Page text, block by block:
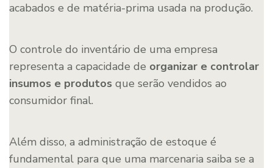
acabados e de matéria-prima usada na produção.
O controle do inventário de uma empresa
representa a capacidade de organizar e controlar
insumos e produtos que serão vendidos ao
consumidor final.
Além disso, a administração de estoque é
fundamental para que uma marcenaria saiba se a